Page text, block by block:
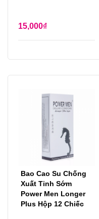
15,000₫
Bao Cao Su Chống
Xuất Tinh Sớm
Power Men Longer
Plus Hộp 12 Chiếc